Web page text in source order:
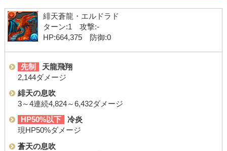
緋天蒼龍・エルドラド
ターン:1 攻撃:-
HP:664,375 防御:0
先制
天龍飛翔
2,144ダメージ
緋天の息吹
3～4連続4,824～6,432ダメージ
HP50%以下
冷炎
現HP50%ダメージ
蒼天の息吹